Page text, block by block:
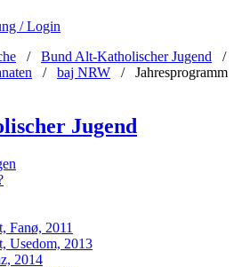
/ Login
/ Bund Alt-Katholischer Jugend /
/ baj NRW / Jahresprogramm
Jugend
Fanø, 2011
Usedom, 2013
2014